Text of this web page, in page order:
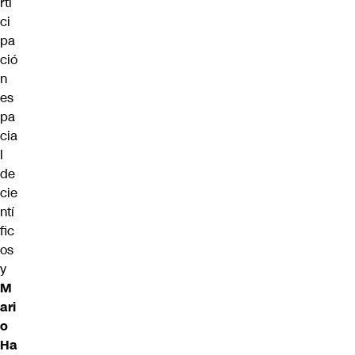
ci
pa
ció
n
es
pa
cia
l
de
cie
ntí
fic
os
y
M
ari
o
Ha